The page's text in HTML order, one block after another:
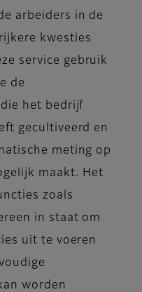
arbeiders in de
kwesties
service gebruik
de
het bedrijf
gecultiveerd en
meting op
maakt. Het
zoals
in staat om
uit te voeren
worden